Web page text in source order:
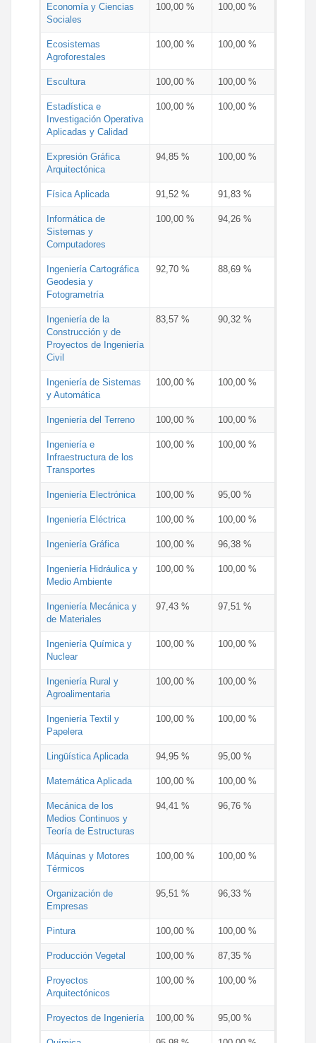
Economía y Ciencias
Sociales
100,00 % 100,00 %
Ecosistemas
Agroforestales
100,00 % 100,00 %
Escultura 100,00 % 100,00 %
Estadística e
Investigación Operativa
Aplicadas y Calidad
100,00 % 100,00 %
Expresión Gráfica
Arquitectónica
94,85 % 100,00 %
Física Aplicada 91,52 % 91,83 %
Informática de
Sistemas y
Computadores
100,00 % 94,26 %
Ingeniería Cartográfica
Geodesia y
Fotogrametría
92,70 % 88,69 %
Ingeniería de la
Construcción y de
Proyectos de Ingeniería
Civil
83,57 % 90,32 %
Ingeniería de Sistemas
y Automática
100,00 % 100,00 %
Ingeniería del Terreno 100,00 % 100,00 %
Ingeniería e
Infraestructura de los
Transportes
100,00 % 100,00 %
Ingeniería Electrónica 100,00 % 95,00 %
Ingeniería Eléctrica 100,00 % 100,00 %
Ingeniería Gráfica 100,00 % 96,38 %
Ingeniería Hidráulica y
Medio Ambiente
100,00 % 100,00 %
Ingeniería Mecánica y
de Materiales
97,43 % 97,51 %
Ingeniería Química y
Nuclear
100,00 % 100,00 %
Ingeniería Rural y
Agroalimentaria
100,00 % 100,00 %
Ingeniería Textil y
Papelera
100,00 % 100,00 %
Lingüística Aplicada 94,95 % 95,00 %
Matemática Aplicada 100,00 % 100,00 %
Mecánica de los
Medios Continuos y
Teoría de Estructuras
94,41 % 96,76 %
Máquinas y Motores
Térmicos
100,00 % 100,00 %
Organización de
Empresas
95,51 % 96,33 %
Pintura 100,00 % 100,00 %
Producción Vegetal 100,00 % 87,35 %
Proyectos
Arquitectónicos
100,00 % 100,00 %
Proyectos de Ingeniería 100,00 % 95,00 %